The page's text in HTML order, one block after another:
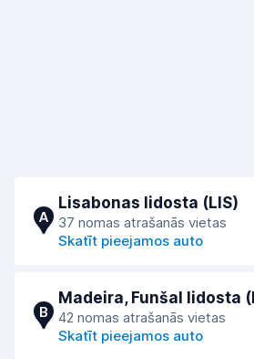
A
Lisabonas lidosta (LIS)
37 nomas atrašanās vietas
Skatīt pieejamos auto
B
Madeira, Funšal lidosta
42 nomas atrašanās vietas
Skatīt pieejamos auto